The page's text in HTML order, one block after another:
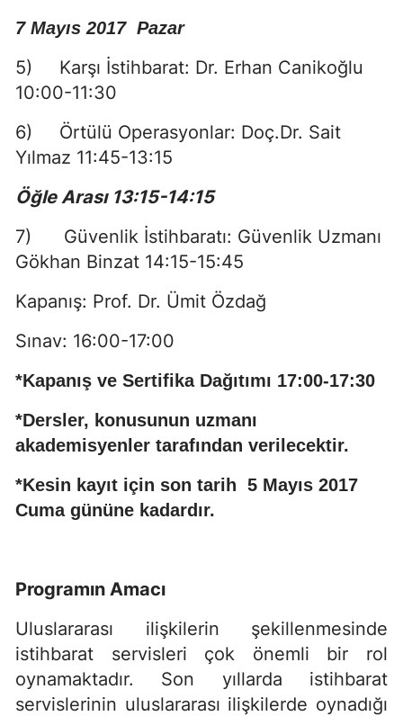
7 Mayıs 2017 Pazar
5) Karşı İstihbarat: Dr. Erhan Canikoğlu
10:00-11:30
6) Örtülü Operasyonlar: Doç.Dr. Sait
Yılmaz 11:45-13:15
Öğle Arası 13:15-14:15
7) Güvenlik İstihbaratı: Güvenlik Uzmanı
Gökhan Binzat 14:15-15:45
Kapanış: Prof. Dr. Ümit Özdağ
Sınav: 16:00-17:00
*Kapanış ve Sertifika Dağıtımı 17:00-17:30
*Dersler, konusunun uzmanı
akademisyenler tarafından verilecektir.
*Kesin kayıt için son tarih 5 Mayıs 2017
Cuma gününe kadardır.
Programın Amacı
Uluslararası ilişkilerin şekillenmesinde
istihbarat servisleri çok önemli bir rol
oynamaktadır. Son yıllarda istihbarat
servislerinin uluslararası ilişkilerde oynadığı